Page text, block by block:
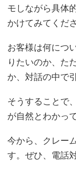
モしながら具体
かけてみてくだ
お客様は何につ
りたいのか、た
か、対話の中で
そうすることで
が自然とわかっ
今から、クレー
す。ぜひ、電話